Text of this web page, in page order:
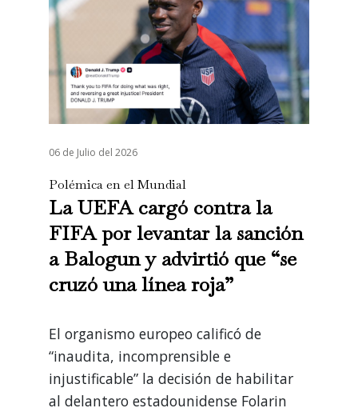
06 de Julio del 2026
Polémica en el Mundial
La UEFA cargó contra la
FIFA por levantar la sanción
a Balogun y advirtió que “se
cruzó una línea roja”
El organismo europeo calificó de
“inaudita, incomprensible e
injustificable” la decisión de habilitar
al delantero estadounidense Folarin